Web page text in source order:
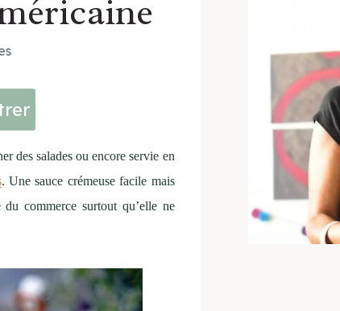
des salades ou encore servie en
. Une sauce crémeuse facile mais
commerce surtout qu’elle ne